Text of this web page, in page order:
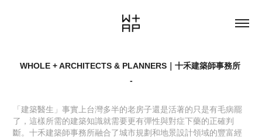
WHOLE + ARCHITECTS & PLANNERS｜十禾建築師事務所
-
​「建築醫生」事實上台灣多半的老房子還是活著的只是有毛病罷
了，這樣所需的建築知識就需要更有彈性與對症下藥的正確判
斷。十禾建築師事務所融合了城市規劃和地景設計領域的豐富經